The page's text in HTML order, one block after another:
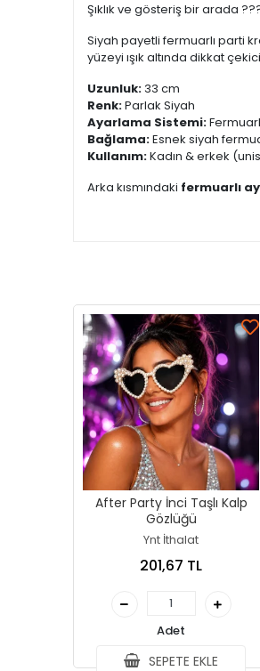
Şıklık ve gösteriş bir arada
Siyah payetli fermuarlı parti
yüzeyi ışık altında dikkat
Uzunluk:33 cm
Renk:Parlak Siyah
Ayarlama Sistemi:
Bağlama:Esnek siyah
Kullanım:Kadın & erkek
Arka kısmındaki fermuarlı
After Party İnci Taşlı Kalp
Gözlüğü
Ynt İthalat
201,67 TL
Adet
SEPETE EKLE